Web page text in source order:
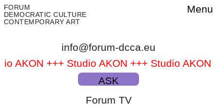
FORUM
DEMOCRATIC CULTURE
CONTEMPORARY ART
Menu
info@forum-dcca.eu
AKON +++ Studio AKON +++ Studio AKON
AKON +++ Studio AKON +++
ASK
Forum TV